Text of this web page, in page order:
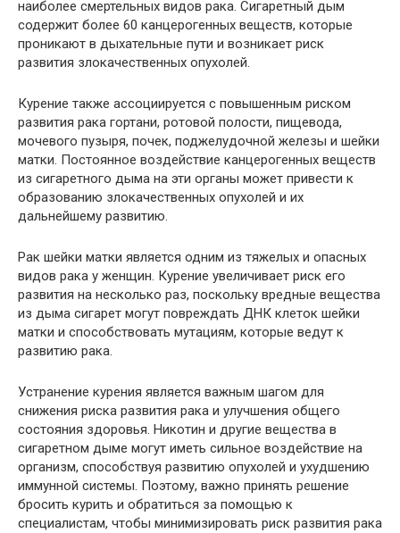
наиболее смертельных видов рака. Сигаретный дым
содержит более 60 канцерогенных веществ, которые
проникают в дыхательные пути и возникает риск
развития злокачественных опухолей.
Курение также ассоциируется с повышенным риском
развития рака гортани, ротовой полости, пищевода,
мочевого пузыря, почек, поджелудочной железы и шейки
матки. Постоянное воздействие канцерогенных веществ
из сигаретного дыма на эти органы может привести к
образованию злокачественных опухолей и их
дальнейшему развитию.
Рак шейки матки является одним из тяжелых и опасных
видов рака у женщин. Курение увеличивает риск его
развития на несколько раз, поскольку вредные вещества
из дыма сигарет могут повреждать ДНК клеток шейки
матки и способствовать мутациям, которые ведут к
развитию рака.
Устранение курения является важным шагом для
снижения риска развития рака и улучшения общего
состояния здоровья. Никотин и другие вещества в
сигаретном дыме могут иметь сильное воздействие на
организм, способствуя развитию опухолей и ухудшению
иммунной системы. Поэтому, важно принять решение
бросить курить и обратиться за помощью к
специалистам, чтобы минимизировать риск развития рака